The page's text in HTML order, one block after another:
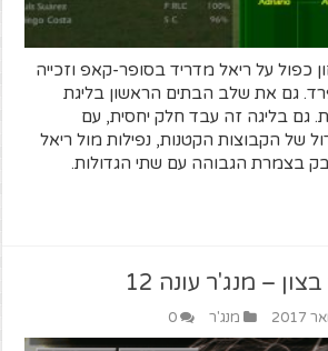
כפול על ריאל מדריד בסופר-קאפ וזכייה
גם את שלב הבתים הראשון בליגת
גם בליגה זה עבד חלק יחסית, עם
של הקבוצות הקטנות, נפילות מול ריאל
בצמרת הגבוהה עם שתי הגדולות.
– מנג'ר עונה 12
מנג'ר 0